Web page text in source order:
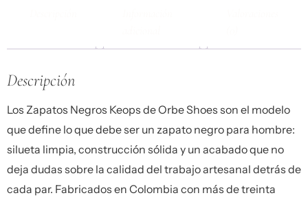
Descripción
Los Zapatos Negros Keops de Orbe Shoes son el modelo
que define lo que debe ser un zapato negro para hombre:
silueta limpia, construcción sólida y un acabado que no
deja dudas sobre la calidad del trabajo artesanal detrás de
cada par. Fabricados en Colombia con más de treinta